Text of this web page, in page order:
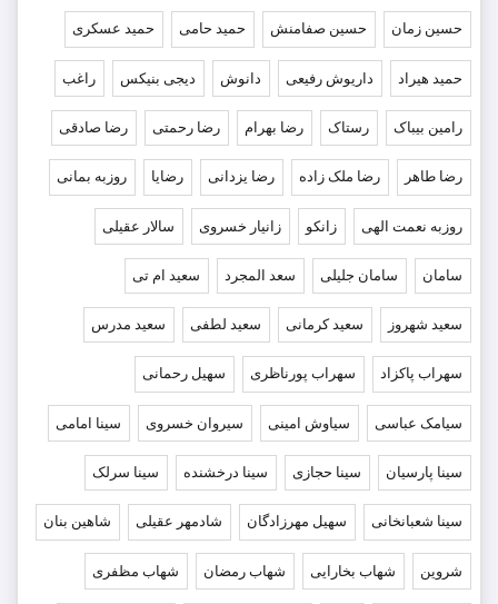
حسین زمان حسین صفامنش حمید حامی حمید عسکری
حمید هیراد داریوش رفیعی دانوش دیجی بنیکس راغب
رامین بیباک رستاک رضا بهرام رضا رحمتی رضا صادقی
رضا طاهر رضا ملک زاده رضا یزدانی رضایا روزبه بمانى
روزبه نعمت الهی زانکو زانیار خسروی سالار عقیلی
سامان سامان جلیلی سعد المجرد سعید ام تی
سعید شهروز سعید کرمانی سعید لطفی سعید مدرس
سهراب پاکزاد سهراب پورناظری سهیل رحمانی
سیامک عباسی سیاوش امینی سیروان خسروی سینا امامی
سینا پارسیان سینا حجازی سینا درخشنده سینا سرلک
سینا شعبانخانی سهیل مهرزادگان شادمهر عقیلی شاهین بنان
شروین شهاب بخارایی شهاب رمضان شهاب مظفری